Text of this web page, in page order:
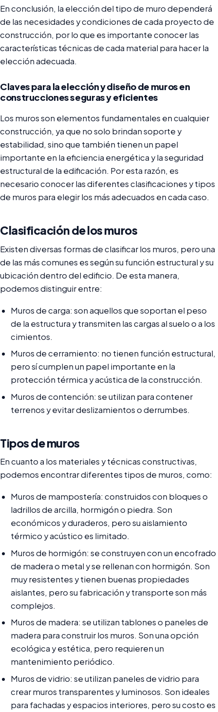
En conclusión, la elección del tipo de muro dependerá
de las necesidades y condiciones de cada proyecto de
construcción, por lo que es importante conocer las
características técnicas de cada material para hacer la
elección adecuada.
Claves para la elección y diseño de muros en
construcciones seguras y eficientes
Los muros son elementos fundamentales en cualquier
construcción, ya que no solo brindan soporte y
estabilidad, sino que también tienen un papel
importante en la eficiencia energética y la seguridad
estructural de la edificación. Por esta razón, es
necesario conocer las diferentes clasificaciones y tipos
de muros para elegir los más adecuados en cada caso.
Clasificación de los muros
Existen diversas formas de clasificar los muros, pero una
de las más comunes es según su función estructural y su
ubicación dentro del edificio. De esta manera,
podemos distinguir entre:
Muros de carga: son aquellos que soportan el peso
de la estructura y transmiten las cargas al suelo o a los
cimientos.
Muros de cerramiento: no tienen función estructural,
pero sí cumplen un papel importante en la
protección térmica y acústica de la construcción.
Muros de contención: se utilizan para contener
terrenos y evitar deslizamientos o derrumbes.
Tipos de muros
En cuanto a los materiales y técnicas constructivas,
podemos encontrar diferentes tipos de muros, como:
Muros de mampostería: construidos con bloques o
ladrillos de arcilla, hormigón o piedra. Son
económicos y duraderos, pero su aislamiento
térmico y acústico es limitado.
Muros de hormigón: se construyen con un encofrado
de madera o metal y se rellenan con hormigón. Son
muy resistentes y tienen buenas propiedades
aislantes, pero su fabricación y transporte son más
complejos.
Muros de madera: se utilizan tablones o paneles de
madera para construir los muros. Son una opción
ecológica y estética, pero requieren un
mantenimiento periódico.
Muros de vidrio: se utilizan paneles de vidrio para
crear muros transparentes y luminosos. Son ideales
para fachadas y espacios interiores, pero su costo es